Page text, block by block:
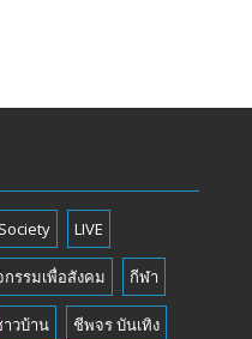
LIVE
กรรมเพื่อสังคม กีฬา
วบ้าน ชีพจร บันเทิง